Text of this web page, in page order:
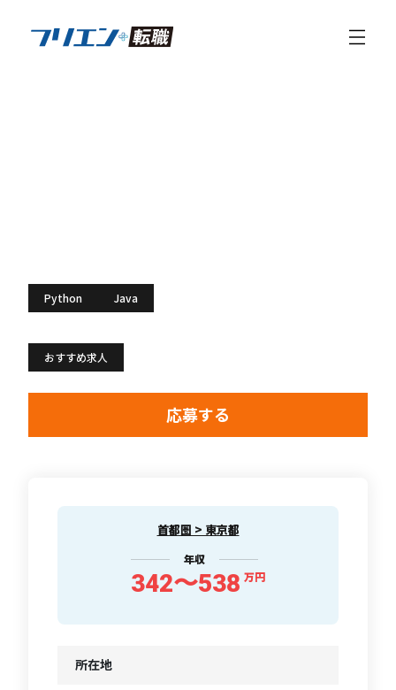
Python Java
おすすめ求人
応募する
首都圏 > 東京都
年収
342〜538 万円
所在地